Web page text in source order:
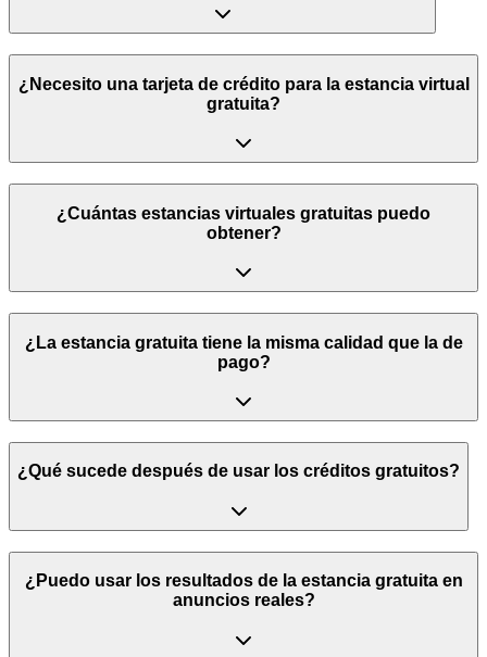
¿Necesito una tarjeta de crédito para la estancia virtual
gratuita?
¿Cuántas estancias virtuales gratuitas puedo
obtener?
¿La estancia gratuita tiene la misma calidad que la de
pago?
¿Qué sucede después de usar los créditos gratuitos?
¿Puedo usar los resultados de la estancia gratuita en
anuncios reales?